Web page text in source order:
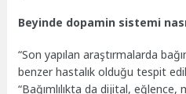
Beyinde dopamin sistemi
“Son yapılan araştırmalarda
benzer hastalık olduğu tespit
“Bağımlılıkta da dijital, eğlence,